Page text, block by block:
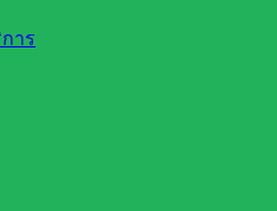
าร
TEAM :::